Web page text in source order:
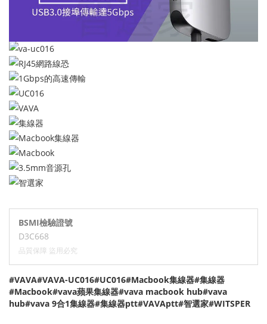
BSMI檢驗證號
D3C668
品質保障 盜用必究
#VAVA#VAVA-UC016#UC016#Macbook集線器#集線器
#Macbook#vava蘋果集線器#vava macbook hub#vava
hub#vava 9合1集線器#集線器ptt#VAVAptt#智選家#WITSPER